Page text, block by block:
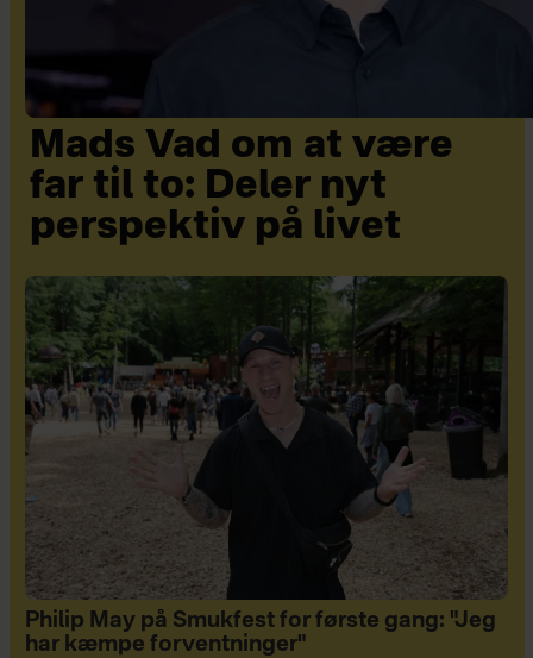
Mads Vad om at være
far til to: Deler nyt
perspektiv på livet
Philip May på Smukfest for første gang: "Jeg
har kæmpe forventninger"